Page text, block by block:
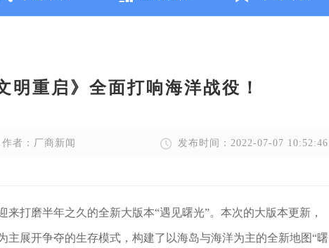
明重启》全面打响海洋战役！
作者：厂商新闻 发布时间：2022-07-07 10:52:46
打磨半年之久的全新大版本“遇见曙光”。本次的大版本更新，
主展开争夺的生存模式，构建了以海岛与海洋为主的全新地图“曙